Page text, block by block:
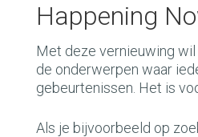
Happening
Met deze vernieuwing
de onderwerpen waar
gebeurtenissen. Het is
Als je bijvoorbeeld op